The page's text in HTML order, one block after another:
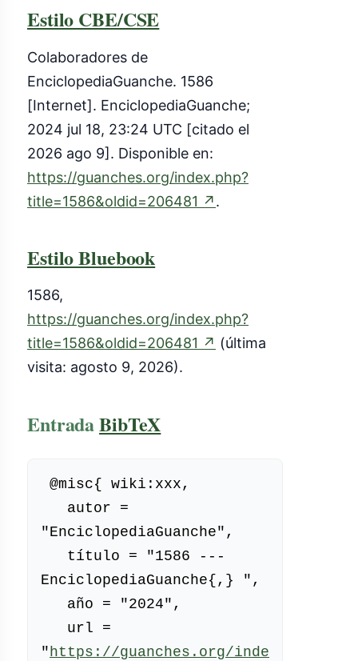
Estilo CBE/CSE
Colaboradores de
EnciclopediaGuanche. 1586
[Internet]. EnciclopediaGuanche;
2024 jul 18, 23:24 UTC [citado el
2026 ago 9]. Disponible en:
https://guanches.org/index.php?
title=1586&oldid=206481 ↗.
Estilo Bluebook
1586,
https://guanches.org/index.php?
title=1586&oldid=206481 ↗ (enlace
(última
visita: agosto 9, 2026).
EntradaBibTeX
"EnciclopediaGuanche",
EnciclopediaGuanche{,} ",
" https://guanches.org/inde